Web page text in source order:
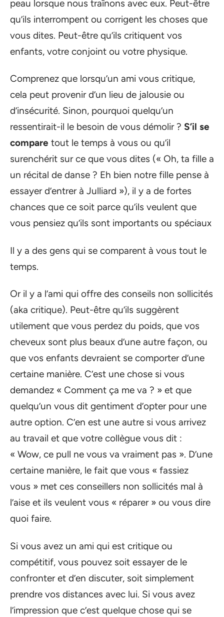
peau lorsque nous traînons avec eux. Peut-être
qu’ils interrompent ou corrigent les choses que
vous dites. Peut-être qu’ils critiquent vos
enfants, votre conjoint ou votre physique.
Comprenez que lorsqu’un ami vous critique,
cela peut provenir d’un lieu de jalousie ou
d’insécurité. Sinon, pourquoi quelqu’un
ressentirait-il le besoin de vous démolir ? S’il se
compare tout le temps à vous ou qu’il
surenchérit sur ce que vous dites (« Oh, ta fille a
un récital de danse ? Eh bien notre fille pense à
essayer d’entrer à Julliard »), il y a de fortes
chances que ce soit parce qu’ils veulent que
vous pensiez qu’ils sont importants ou spéciaux
Il y a des gens qui se comparent à vous tout le
temps.
Or il y a l’ami qui offre des conseils non sollicités
(aka critique). Peut-être qu’ils suggèrent
utilement que vous perdez du poids, que vos
cheveux sont plus beaux d’une autre façon, ou
que vos enfants devraient se comporter d’une
certaine manière. C’est une chose si vous
demandez « Comment ça me va ? » et que
quelqu’un vous dit gentiment d’opter pour une
autre option. C’en est une autre si vous arrivez
au travail et que votre collègue vous dit :
« Wow, ce pull ne vous va vraiment pas ». D’une
certaine manière, le fait que vous « fassiez
vous » met ces conseillers non sollicités mal à
l’aise et ils veulent vous « réparer » ou vous dire
quoi faire.
Si vous avez un ami qui est critique ou
compétitif, vous pouvez soit essayer de le
confronter et d’en discuter, soit simplement
prendre vos distances avec lui. Si vous avez
l’impression que c’est quelque chose qui se